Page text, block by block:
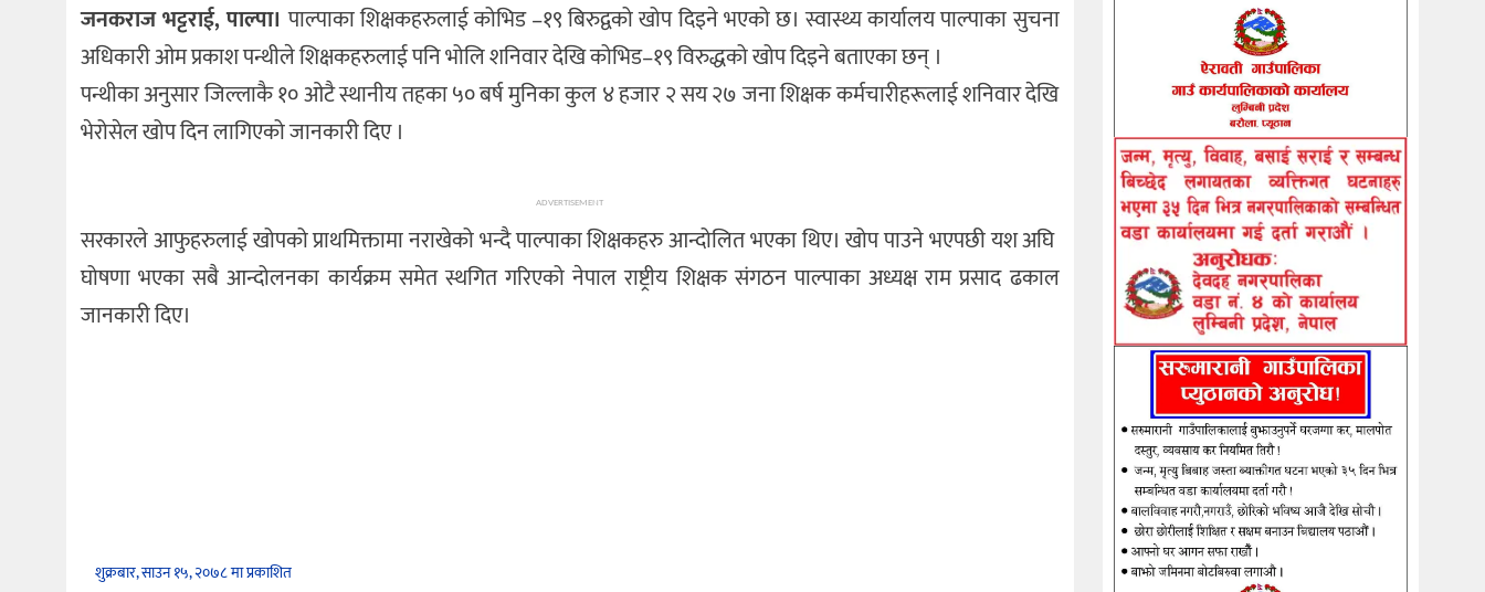
जनकराज भट्टराई, पाल्पा। पाल्पाका शिक्षकहरुलाई कोभिड –१९ बिरुद्वको खोप दिइने भएको छ। स्वास्थ्य कार्यालय पाल्पाका सुचना
अधिकारी ओम प्रकाश पन्थीले शिक्षकहरुलाई पनि भोलि शनिवार देखि कोभिड–१९ विरुद्धको खोप दिइने बताएका छन् ।
पन्थीका अनुसार जिल्लाकै १० ओटै स्थानीय तहका ५० बर्ष मुनिका कुल ४ हजार २ सय २७ जना शिक्षक कर्मचारीहरूलाई शनिवार देखि
भेरोसेल खोप दिन लागिएको जानकारी दिए ।
ADVERTISEMENT
सरकारले आफुहरुलाई खोपको प्राथमिक्तामा नराखेको भन्दै पाल्पाका शिक्षकहरु आन्दोलित भएका थिए। खोप पाउने भएपछी यश अघि
घोषणा भएका सबै आन्दोलनका कार्यक्रम समेत स्थगित गरिएको नेपाल राष्ट्रीय शिक्षक संगठन पाल्पाका अध्यक्ष राम प्रसाद ढकाल
जानकारी दिए।
शुक्रबार, साउन १५, २०७८ मा प्रकाशित